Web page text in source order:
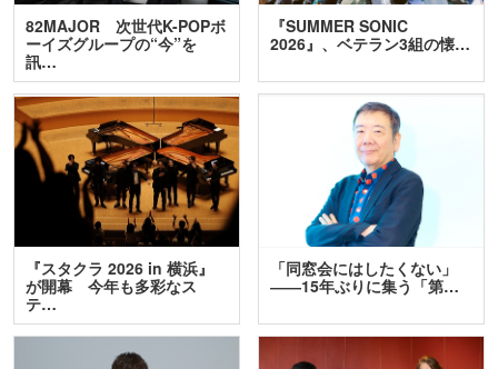
82MAJOR 次世代K-POPボ
ーイズグループの“今”を
訊…
『SUMMER SONIC
2026』、ベテラン3組の懐…
『スタクラ 2026 in 横浜』
が開幕 今年も多彩なス
テ…
「同窓会にはしたくない」
――15年ぶりに集う「第…